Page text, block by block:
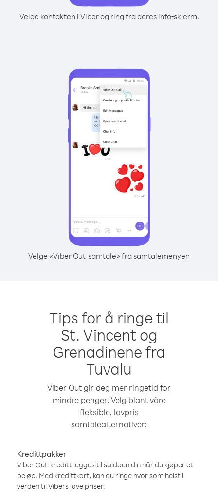
Velge kontakten i Viber og ring fra deres info-skjerm.
Velge «Viber Out-samtale» fra samtalemenyen
Tips for å ringe til
St. Vincent og
Grenadinene fra
Tuvalu
Viber Out gir deg mer ringetid for
mindre penger. Velg blant våre
fleksible, lavpris
samtalealternativer:
Kredittpakker
Viber Out-kreditt legges til saldoen din når du kjøper et
beløp. Med kredittkort, kan du ringe hvor som helst i
verden til Vibers lave priser.